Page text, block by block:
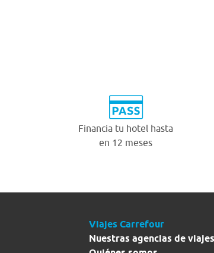
Financia tu hotel hasta
en 12 meses
Viajes Carrefour
Nuestras agencias de viajes